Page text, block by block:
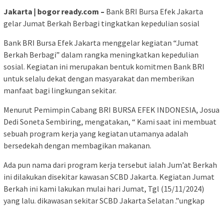
Jakarta | bogor ready.com – Bank BRI Bursa Efek Jakarta
gelar Jumat Berkah Berbagi tingkatkan kepedulian sosial
Bank BRI Bursa Efek Jakarta menggelar kegiatan “Jumat
Berkah Berbagi” dalam rangka meningkatkan kepedulian
sosial. Kegiatan ini merupakan bentuk komitmen Bank BRI
untuk selalu dekat dengan masyarakat dan memberikan
manfaat bagi lingkungan sekitar.
Menurut Pemimpin Cabang BRI BURSA EFEK INDONESIA, Josua
Dedi Soneta Sembiring, mengatakan, “ Kami saat ini membuat
sebuah program kerja yang kegiatan utamanya adalah
bersedekah dengan membagikan makanan.
Ada pun nama dari program kerja tersebut ialah Jum’at Berkah
ini dilakukan disekitar kawasan SCBD Jakarta. Kegiatan Jumat
Berkah ini kami lakukan mulai hari Jumat, Tgl (15/11/2024)
yang lalu. dikawasan sekitar SCBD Jakarta Selatan .”ungkap